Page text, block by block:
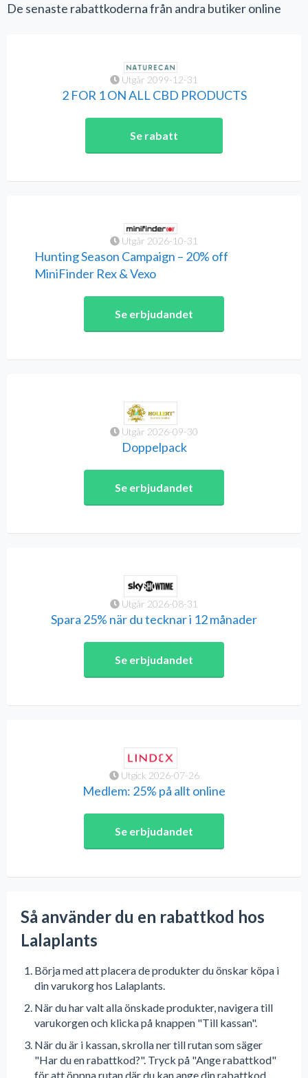
De senaste rabattkoderna från andra butiker online
Utgår 2099-12-31
2 FOR 1 ON ALL CBD PRODUCTS
Se rabatt
Utgår 2026-10-31
Hunting Season Campaign – 20% off
MiniFinder Rex & Vexo
Se erbjudandet
Utgår 2026-09-30
Doppelpack
Se erbjudandet
Utgår 2026-08-31
Spara 25% när du tecknar i 12 månader
Se erbjudandet
Utgick 2026-07-26
Medlem: 25% på allt online
Se erbjudandet
Så använder du en rabattkod hos
Lalaplants
Börja med att placera de produkter du önskar köpa i
din varukorg hos Lalaplants.
När du har valt alla önskade produkter, navigera till
varukorgen och klicka på knappen "Till kassan".
När du är i kassan, skrolla ner till rutan som säger
"Har du en rabattkod?". Tryck på "Ange rabattkod"
för att öppna rutan där du kan ange din rabattkod.